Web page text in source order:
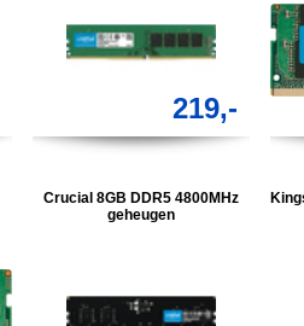
219,-
Crucial 8GB DDR5 4800MHz
geheugen